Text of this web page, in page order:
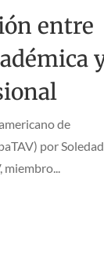
entre
de
por Soledad
miembro...